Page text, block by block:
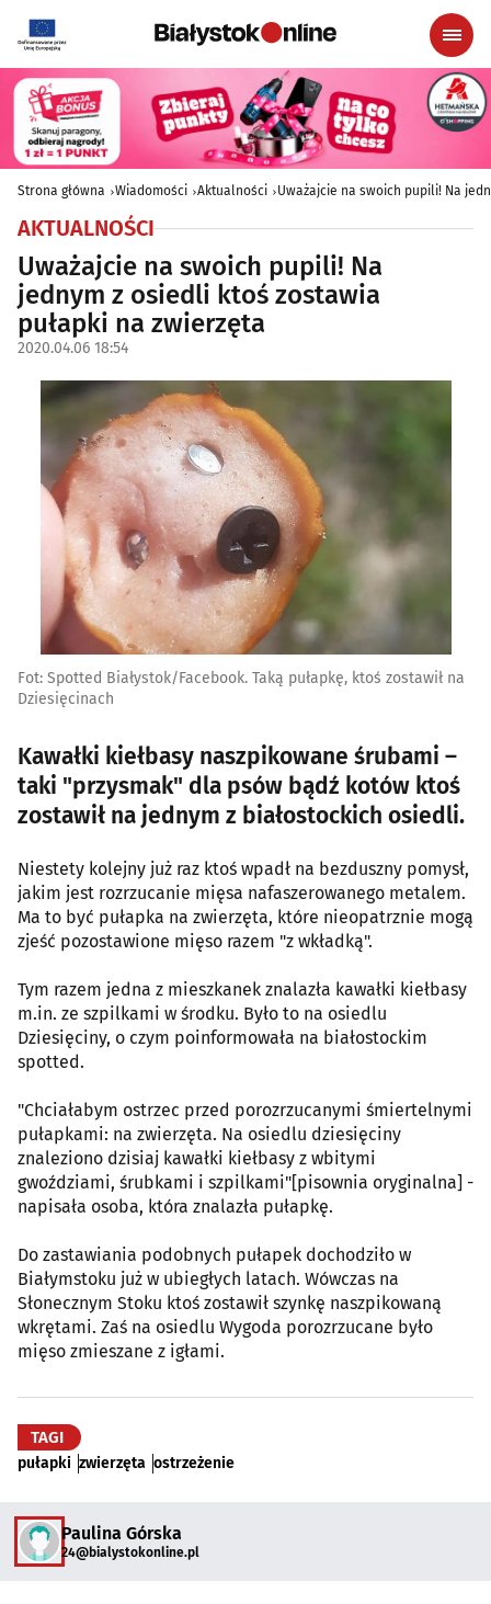
Strona główna Wiadomości Aktualności Uważajcie na swoich pupili! Na
AKTUALNOŚCI
Uważajcie na swoich pupili! Na
jednym z osiedli ktoś zostawia
pułapki na zwierzęta
2020.04.06 18:54
Fot: Spotted Białystok/Facebook. Taką pułapkę, ktoś zostawił na
Dziesięcinach
Kawałki kiełbasy naszpikowane śrubami –
taki "przysmak" dla psów bądź kotów ktoś
zostawił na jednym z białostockich osiedli.
Niestety kolejny już raz ktoś wpadł na bezduszny pomysł,
jakim jest rozrzucanie mięsa nafaszerowanego metalem.
Ma to być pułapka na zwierzęta, które nieopatrznie mogą
zjeść pozostawione mięso razem "z wkładką".
Tym razem jedna z mieszkanek znalazła kawałki kiełbasy
m.in. ze szpilkami w środku. Było to na osiedlu
Dziesięciny, o czym poinformowała na białostockim
spotted.
"Chciałabym ostrzec przed porozrzucanymi śmiertelnymi
pułapkami: na zwierzęta. Na osiedlu dziesięciny
znaleziono dzisiaj kawałki kiełbasy z wbitymi
gwoździami, śrubkami i szpilkami"[pisownia oryginalna] -
napisała osoba, która znalazła pułapkę.
Do zastawiania podobnych pułapek dochodziło w
Białymstoku już w ubiegłych latach. Wówczas na
Słonecznym Stoku ktoś zostawił szynkę naszpikowaną
wkrętami. Zaś na osiedlu Wygoda porozrzucane było
mięso zmieszane z igłami.
TAGI
pułapki zwierzęta ostrzeżenie
Paulina Górska
24@bialystokonline.pl